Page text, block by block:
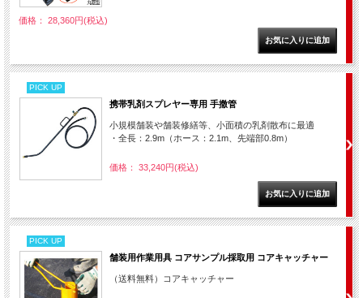
価格： 28,360円(税込)
PICK UP
携帯乳剤スプレヤー専用 手撒管
小規模舗装や舗装修繕等、小面積の乳剤散布に最適
・全長：2.9m（ホース：2.1m、先端部0.8m）
価格： 33,240円(税込)
PICK UP
舗装用作業用具 コアサンプル採取用 コアキャッチャー
（送料無料）コアキャッチャー